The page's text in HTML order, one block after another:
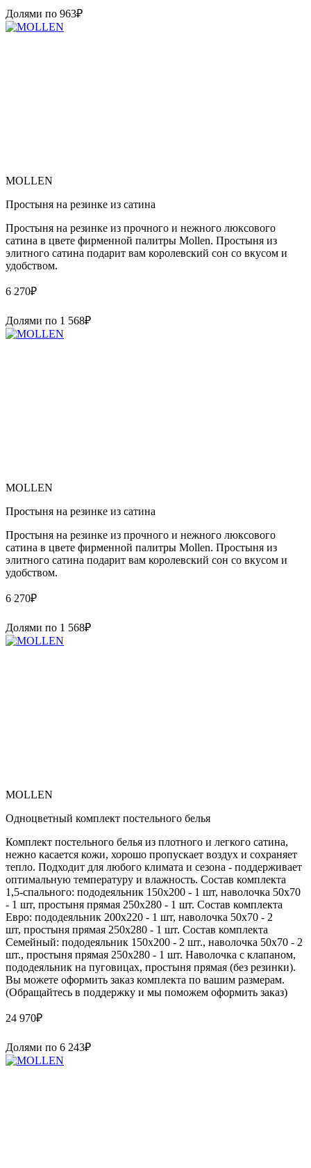
Долями по 963₽
MOLLEN
Простыня на резинке из сатина
Простыня на резинке из прочного и нежного люксового
сатина в цвете фирменной палитры Mollen. Простыня из
элитного сатина подарит вам королевский сон со вкусом и
удобством.
6 270₽
Долями по 1 568₽
MOLLEN
Простыня на резинке из сатина
Простыня на резинке из прочного и нежного люксового
сатина в цвете фирменной палитры Mollen. Простыня из
элитного сатина подарит вам королевский сон со вкусом и
удобством.
6 270₽
Долями по 1 568₽
MOLLEN
Одноцветный комплект постельного белья
Комплект постельного белья из плотного и легкого сатина,
нежно касается кожи, хорошо пропускает воздух и сохраняет
тепло. Подходит для любого климата и сезона - поддерживает
оптимальную температуру и влажность. Состав комплекта
1,5-спального: пододеяльник 150х200 - 1 шт, наволочка 50х70
- 1 шт, простыня прямая 250х280 - 1 шт. Состав комплекта
Евро: пододеяльник 200х220 - 1 шт, наволочка 50х70 - 2
шт, простыня прямая 250х280 - 1 шт. Состав комплекта
Семейный: пододеяльник 150х200 - 2 шт., наволочка 50х70 - 2
шт., простыня прямая 250х280 - 1 шт. Наволочка с клапаном,
пододеяльник на пуговицах, простыня прямая (без резинки).
Вы можете оформить заказ комплекта по вашим размерам.
(Обращайтесь в поддержку и мы поможем оформить заказ)
24 970₽
Долями по 6 243₽